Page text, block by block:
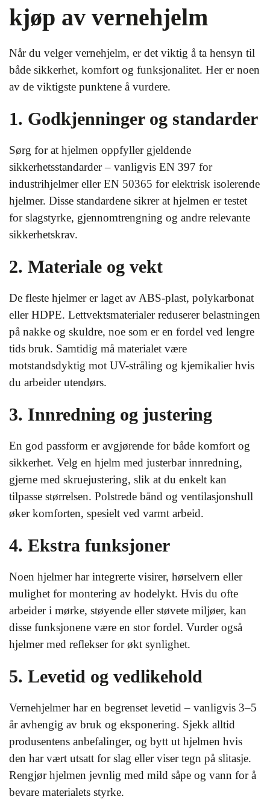
kjøp av vernehjelm
Når du velger vernehjelm, er det viktig å ta hensyn til
både sikkerhet, komfort og funksjonalitet. Her er noen
av de viktigste punktene å vurdere.
1. Godkjenninger og standarder
Sørg for at hjelmen oppfyller gjeldende
sikkerhetsstandarder – vanligvis EN 397 for
industrihjelmer eller EN 50365 for elektrisk isolerende
hjelmer. Disse standardene sikrer at hjelmen er testet
for slagstyrke, gjennomtrengning og andre relevante
sikkerhetskrav.
2. Materiale og vekt
De fleste hjelmer er laget av ABS-plast, polykarbonat
eller HDPE. Lettvektsmaterialer reduserer belastningen
på nakke og skuldre, noe som er en fordel ved lengre
tids bruk. Samtidig må materialet være
motstandsdyktig mot UV-stråling og kjemikalier hvis
du arbeider utendørs.
3. Innredning og justering
En god passform er avgjørende for både komfort og
sikkerhet. Velg en hjelm med justerbar innredning,
gjerne med skruejustering, slik at du enkelt kan
tilpasse størrelsen. Polstrede bånd og ventilasjonshull
øker komforten, spesielt ved varmt arbeid.
4. Ekstra funksjoner
Noen hjelmer har integrerte visirer, hørselvern eller
mulighet for montering av hodelykt. Hvis du ofte
arbeider i mørke, støyende eller støvete miljøer, kan
disse funksjonene være en stor fordel. Vurder også
hjelmer med reflekser for økt synlighet.
5. Levetid og vedlikehold
Vernehjelmer har en begrenset levetid – vanligvis 3–5
år avhengig av bruk og eksponering. Sjekk alltid
produsentens anbefalinger, og bytt ut hjelmen hvis
den har vært utsatt for slag eller viser tegn på slitasje.
Rengjør hjelmen jevnlig med mild såpe og vann for å
bevare materialets styrke.